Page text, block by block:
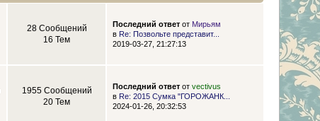
28 Сообщений
16 Тем
Последний ответот Мирьям
в Re: Позвольте представит...
2019-03-27, 21:27:13
1955 Сообщений
20 Тем
Последний ответот vectivus
в Re: 2015 Сумка "ГОРОЖАНК...
2024-01-26, 20:32:53